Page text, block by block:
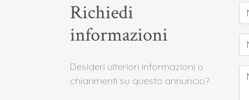
Richiedi
informazioni
Desideri ulteriori informazioni o
chiarimenti su questo annuncio?